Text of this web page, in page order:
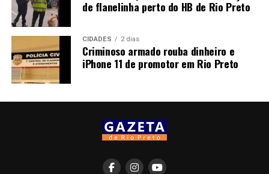
de flanelinha perto do HB de Rio Preto
CIDADES 2 dias
Criminoso armado rouba dinheiro e
iPhone 11 de promotor em Rio Preto